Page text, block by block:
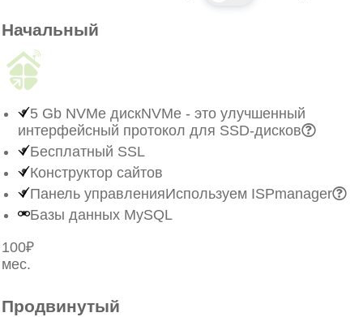
Начальный
5 Gb NVMe дискNVMe - это улучшенный
интерфейсный протокол для SSD-дисков
Бесплатный SSL
Конструктор сайтов
Панель управленияИспользуем ISPmanager
Базы данных MySQL
100₽
мес.
Продвинутый